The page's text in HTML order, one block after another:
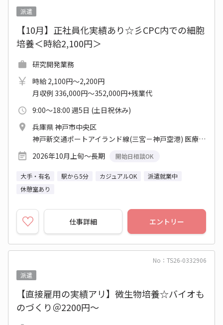
派遣
【10月】正社員化実績あり☆彡CPC内での細胞
培養＜時給2,100円＞
研究開発業務
時給 2,100円～2,200円
月収例 336,000円～352,000円+残業代
9:00～18:00 週5日 (土日祝休み)
兵庫県 神戸市中央区
神戸新交通ポートアイランド線(三宮－神戸空港) 医療センター駅
2026年10月上旬～長期
開始日相談OK
大手・有名 駅から5分 カジュアルOK
派遣就業中
休憩室あり
仕事詳細 エントリー
No：TS26-0332906
派遣
【直接雇用の実績アリ】微生物培養☆バイオも
のづくり＠2200円～